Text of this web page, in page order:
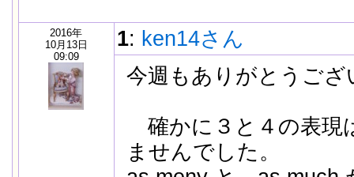
2016年
10月13日
09:09
1: ken14さん
今週もありがとうござ
確かに３と４の表現
ませんでした。